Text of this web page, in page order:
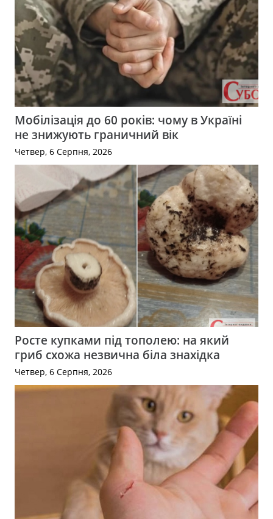
Мобілізація до 60 років: чому в Україні
не знижують граничний вік
Четвер, 6 Серпня, 2026
Росте купками під тополею: на який
гриб схожа незвична біла знахідка
Четвер, 6 Серпня, 2026